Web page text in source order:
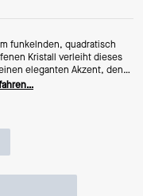
funkelnden, quadratisch
Kristall verleiht dieses
eleganten Akzent, den
für Saison tragen werden.